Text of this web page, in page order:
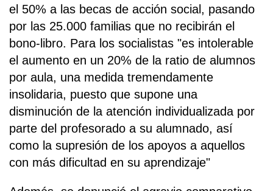
el 50% a las becas de acción social, pasando
por las 25.000 familias que no recibirán el
bono-libro. Para los socialistas "es intolerable
el aumento en un 20% de la ratio de alumnos
por aula, una medida tremendamente
insolidaria, puesto que supone una
disminución de la atención individualizada por
parte del profesorado a su alumnado, así
como la supresión de los apoyos a aquellos
con más dificultad en su aprendizaje"